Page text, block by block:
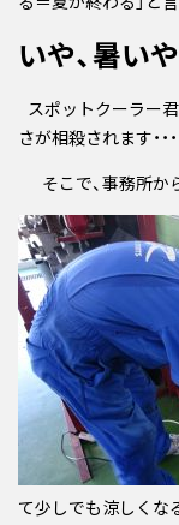
いや、暑いや
スポットクーラー
さが相殺されます・・・
そこで、事務所か
て少しでも涼しくな